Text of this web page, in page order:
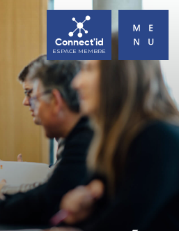
D’AGIR
Connect'id
ESPACE MEMBRE